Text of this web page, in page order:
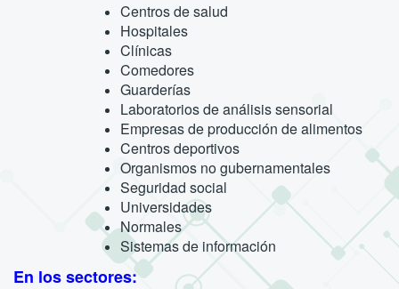
Centros de salud
Hospitales
Clínicas
Comedores
Guarderías
Laboratorios de análisis sensorial
Empresas de producción de alimentos
Centros deportivos
Organismos no gubernamentales
Seguridad social
Universidades
Normales
Sistemas de información
En los sectores: